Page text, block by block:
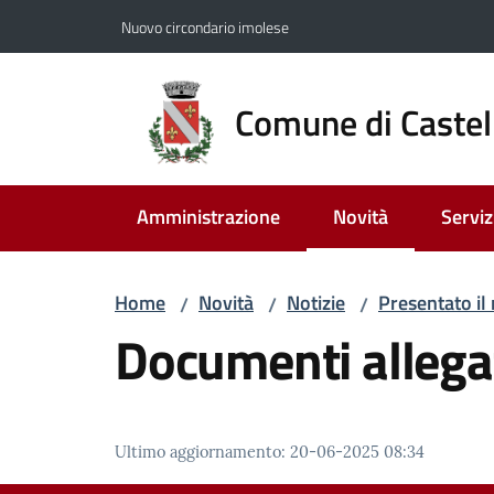
Nuovo circondario imolese
Comune di
Amministrazione Novità
Menu selezionato
Home / Novità / Notizie / Presentato il
Documenti
Ultimo aggiornamento: 20-06-2025 08:34